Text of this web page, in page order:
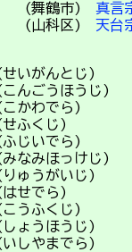
鶴市) 真言
科区) 天台
いがんとじ) (
んごうほう
わでら) (
ふくじ) (
じいでら) (
みほっけじ)
うがいじ) (
せでら) (
ふくじ) (
ょうほうじ)
しやまでら)